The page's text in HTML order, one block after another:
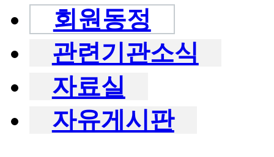
회원동정
관련기관소식
자료실
자유게시판